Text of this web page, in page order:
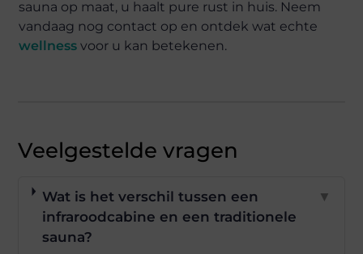
sauna op maat, u haalt pure rust in huis. Neem
vandaag nog contact op en ontdek wat echte
wellness voor u kan betekenen.
Veelgestelde vragen
Wat is het verschil tussen een
infraroodcabine en een traditionele
sauna?
▼